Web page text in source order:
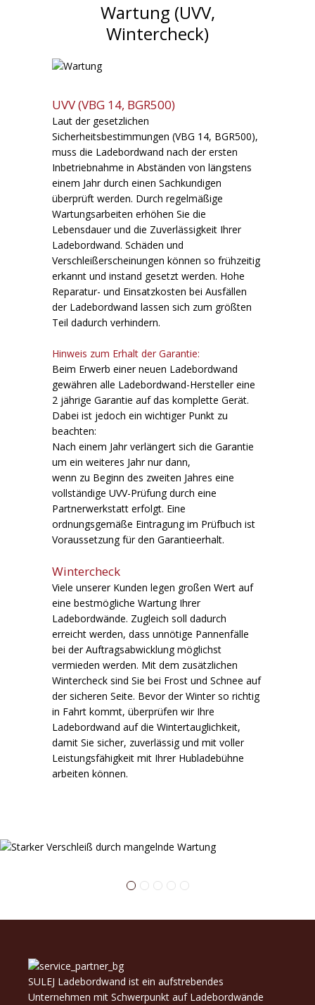
Wartung (UVV,
Wintercheck)
UVV (VBG 14, BGR500)
Laut der gesetzlichen
Sicherheitsbestimmungen (VBG 14, BGR500),
muss die Ladebordwand nach der ersten
Inbetriebnahme in Abständen von längstens
einem Jahr durch einen Sachkundigen
überprüft werden. Durch regelmäßige
Wartungsarbeiten erhöhen Sie die
Lebensdauer und die Zuverlässigkeit Ihrer
Ladebordwand. Schäden und
Verschleißerscheinungen können so frühzeitig
erkannt und instand gesetzt werden. Hohe
Reparatur- und Einsatzkosten bei Ausfällen
der Ladebordwand lassen sich zum größten
Teil dadurch verhindern.
Hinweis zum Erhalt der Garantie:
Beim Erwerb einer neuen Ladebordwand
gewähren alle Ladebordwand-Hersteller eine
2 jährige Garantie auf das komplette Gerät.
Dabei ist jedoch ein wichtiger Punkt zu
beachten:
Nach einem Jahr verlängert sich die Garantie
um ein weiteres Jahr nur dann,
wenn zu Beginn des zweiten Jahres eine
vollständige UVV-Prüfung durch eine
Partnerwerkstatt erfolgt. Eine
ordnungsgemäße Eintragung im Prüfbuch ist
Voraussetzung für den Garantieerhalt.
Wintercheck
Viele unserer Kunden legen großen Wert auf
eine bestmögliche Wartung Ihrer
Ladebordwände. Zugleich soll dadurch
erreicht werden, dass unnötige Pannenfälle
bei der Auftragsabwicklung möglichst
vermieden werden. Mit dem zusätzlichen
Wintercheck sind Sie bei Frost und Schnee auf
der sicheren Seite. Bevor der Winter so richtig
in Fahrt kommt, überprüfen wir Ihre
Ladebordwand auf die Wintertauglichkeit,
damit Sie sicher, zuverlässig und mit voller
Leistungsfähigkeit mit Ihrer Hubladebühne
arbeiten können.
SULEJ Ladebordwand ist ein aufstrebendes
Unternehmen mit Schwerpunkt auf Ladebordwände